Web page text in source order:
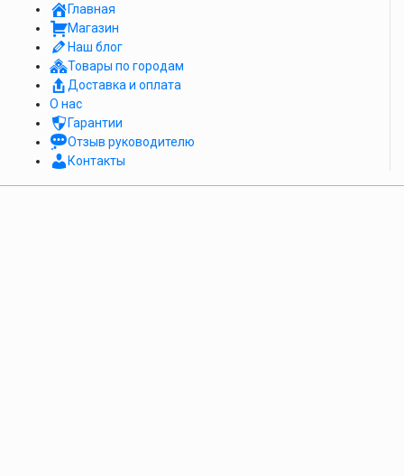
Главная
Магазин
Наш блог
Товары по городам
Доставка и оплата
О нас
Гарантии
Отзыв руководителю
Контакты